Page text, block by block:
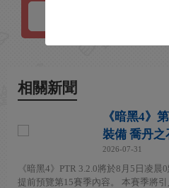
相關新聞
《暗黑4》
裝備 喬丹之
2026-07-31
《暗黑4》PTR 3.2.0將於8月5日凌
提前預覽第15賽季內容。 本賽季將